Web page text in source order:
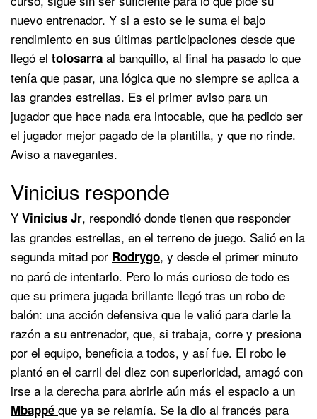
nuevo entrenador. Y si a esto se le suma el bajo
rendimiento en sus últimas participaciones desde que
llegó el tolosarra al banquillo, al final ha pasado lo que
tenía que pasar, una lógica que no siempre se aplica a
las grandes estrellas. Es el primer aviso para un
jugador que hace nada era intocable, que ha pedido ser
el jugador mejor pagado de la plantilla, y que no rinde.
Aviso a navegantes.
Vinicius responde
Y Vinicius Jr, respondió donde tienen que responder
las grandes estrellas, en el terreno de juego. Salió en la
segunda mitad por Rodrygo, y desde el primer minuto
no paró de intentarlo. Pero lo más curioso de todo es
que su primera jugada brillante llegó tras un robo de
balón: una acción defensiva que le valió para darle la
razón a su entrenador, que, si trabaja, corre y presiona
por el equipo, beneficia a todos, y así fue. El robo le
plantó en el carril del diez con superioridad, amagó con
irse a la derecha para abrirle aún más el espacio a un
Mbappé que ya se relamía. Se la dio al francés para